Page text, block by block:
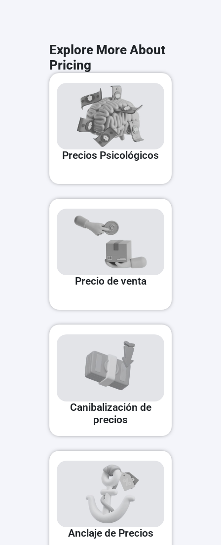
Explore More About
Pricing
Precios Psicológicos
Precio de venta
Canibalización de
precios
Anclaje de Precios